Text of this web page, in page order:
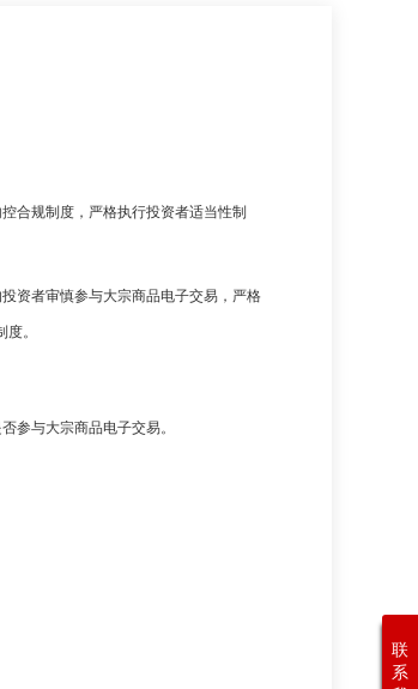
合规制度，严格执行投资者适当性制
资者审慎参与大宗商品电子交易，严格
。
参与大宗商品电子交易。
联
系